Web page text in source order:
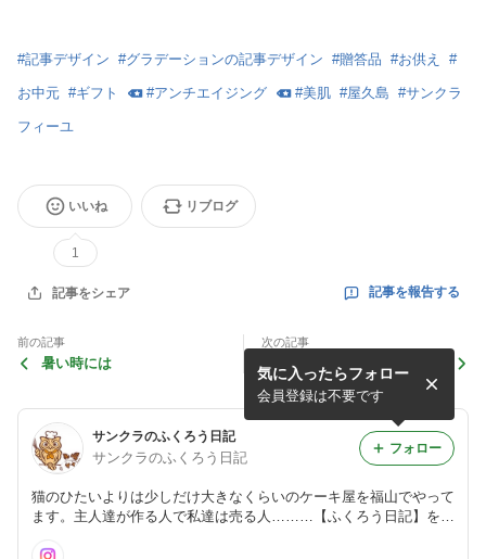
#記事デザイン #グラデーションの記事デザイン #贈答品 #お供え #
お中元 #ギフト #アンチエイジング #美肌 #屋久島 #サンクラ
フィーユ
いいね
1
リブログ
記事をシェア 記事を報告する
前の記事
暑い時には
次の記事
わらび餅ケーキ！和洋折衷中
サンクラのふくろう日記
サンクラのふくろう日記
猫のひたいよりは少しだけ大きなくらいのケーキ屋を福山でやって
ます。主人達が作る人で私達は売る人………【ふくろう日記】をH
気に入ったらフォロー
会員登録は不要です
フォロー